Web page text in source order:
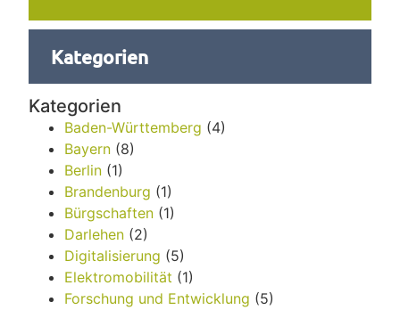
Kategorien
Kategorien
Baden-Württemberg (4)
Bayern (8)
Berlin (1)
Brandenburg (1)
Bürgschaften (1)
Darlehen (2)
Digitalisierung (5)
Elektromobilität (1)
Forschung und Entwicklung (5)